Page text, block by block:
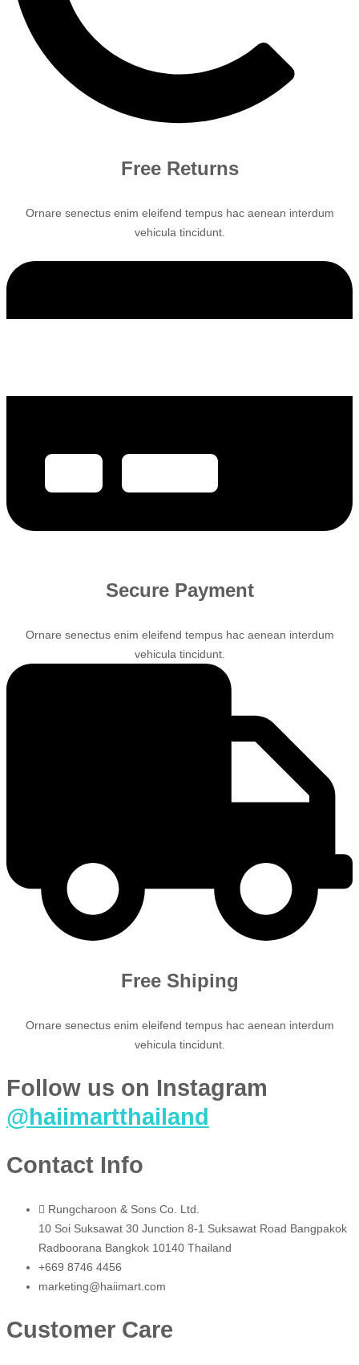
Free Returns
Ornare senectus enim eleifend tempus hac aenean interdum
vehicula tincidunt.
Secure Payment
Ornare senectus enim eleifend tempus hac aenean interdum
vehicula tincidunt.
Free Shiping
Ornare senectus enim eleifend tempus hac aenean interdum
vehicula tincidunt.
Follow us on Instagram
@haiimartthailand
Contact Info
Rungcharoon & Sons Co. Ltd.
10 Soi Suksawat 30 Junction 8-1 Suksawat Road Bangpakok
Radboorana Bangkok 10140 Thailand
+669 8746 4456
marketing@haiimart.com
Customer Care